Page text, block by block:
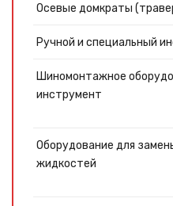
Осевые домкраты
Ручной и специальный
Шиномонтажное
инструмент
Оборудование для
жидкостей